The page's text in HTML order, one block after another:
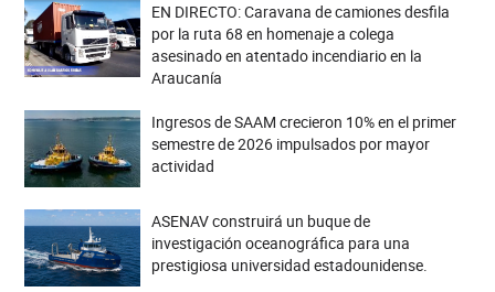
EN DIRECTO: Caravana de camiones desfila
por la ruta 68 en homenaje a colega
asesinado en atentado incendiario en la
Araucanía
Ingresos de SAAM crecieron 10% en el primer
semestre de 2026 impulsados por mayor
actividad
ASENAV construirá un buque de
investigación oceanográfica para una
prestigiosa universidad estadounidense.